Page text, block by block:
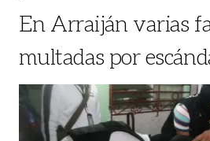
En Arraiján varias
multadas por